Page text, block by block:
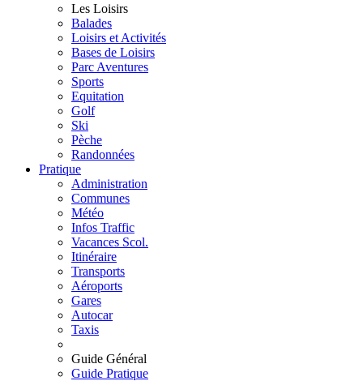
Les Loisirs
Balades
Loisirs et Activités
Bases de Loisirs
Parc Aventures
Sports
Equitation
Golf
Ski
Pèche
Randonnées
Pratique
Administration
Communes
Météo
Infos Traffic
Vacances Scol.
Itinéraire
Transports
Aéroports
Gares
Autocar
Taxis
Guide Général
Guide Pratique